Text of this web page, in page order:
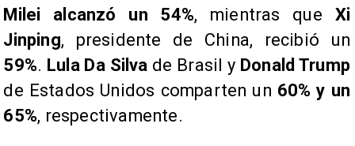
Milei alcanzó un 54%, mientras que Xi
Jinping, presidente de China, recibió un
59%. Lula Da Silva de Brasil y Donald Trump
de Estados Unidos comparten un 60% y un
65%, respectivamente.